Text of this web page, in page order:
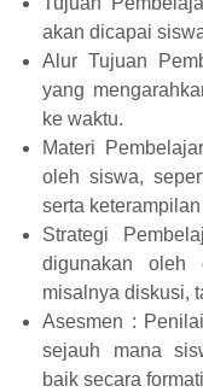
akan dicapai
Alur Tujuan
yang
ke waktu.
Materi
oleh siswa,
serta
Strategi
digunakan oleh
misalnya diskusi,
Asesmen :
sejauh mana
baik secara